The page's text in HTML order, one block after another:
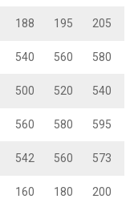
188 195 205
540 560 580
500 520 540
560 580 595
542 560 573
160 180 200